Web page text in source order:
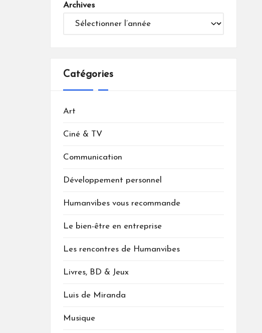
Archives
Catégories
Art
Ciné & TV
Communication
Développement personnel
Humanvibes vous recommande
Le bien-être en entreprise
Les rencontres de Humanvibes
Livres, BD & Jeux
Luis de Miranda
Musique